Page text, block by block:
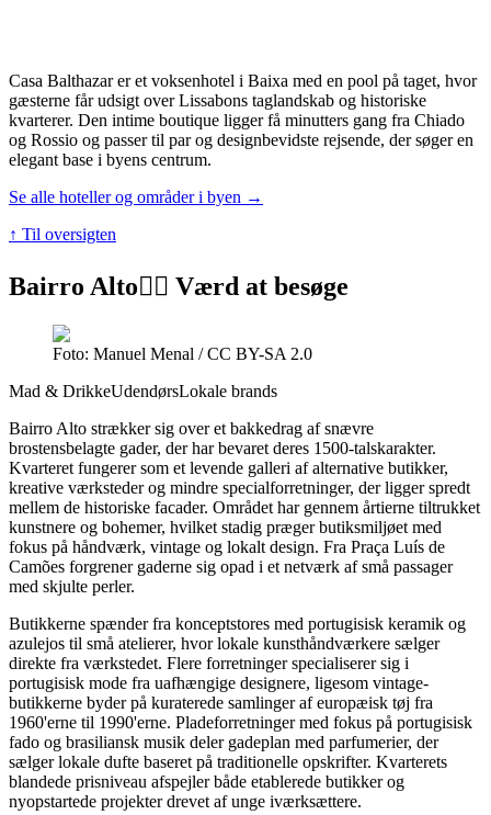
Casa Balthazar er et voksenhotel i Baixa med en pool på taget, hvor
gæsterne får udsigt over Lissabons taglandskab og historiske
kvarterer. Den intime boutique ligger få minutters gang fra Chiado
og Rossio og passer til par og designbevidste rejsende, der søger en
elegant base i byens centrum.
Se alle hoteller og områder i byen →
↑ Til oversigten
Bairro Alto👍🏼 Værd at besøge
Foto: Manuel Menal / CC BY-SA 2.0
Mad & DrikkeUdendørsLokale brands
Bairro Alto strækker sig over et bakkedrag af snævre
brostensbelagte gader, der har bevaret deres 1500-talskarakter.
Kvarteret fungerer som et levende galleri af alternative butikker,
kreative værksteder og mindre specialforretninger, der ligger spredt
mellem de historiske facader. Området har gennem årtierne tiltrukket
kunstnere og bohemer, hvilket stadig præger butiksmiljøet med
fokus på håndværk, vintage og lokalt design. Fra Praça Luís de
Camões forgrener gaderne sig opad i et netværk af små passager
med skjulte perler.
Butikkerne spænder fra konceptstores med portugisisk keramik og
azulejos til små atelierer, hvor lokale kunsthåndværkere sælger
direkte fra værkstedet. Flere forretninger specialiserer sig i
portugisisk mode fra uafhængige designere, ligesom vintage-
butikkerne byder på kuraterede samlinger af europæisk tøj fra
1960'erne til 1990'erne. Pladeforretninger med fokus på portugisisk
fado og brasiliansk musik deler gadeplan med parfumerier, der
sælger lokale dufte baseret på traditionelle opskrifter. Kvarterets
blandede prisniveau afspejler både etablerede butikker og
nyopstartede projekter drevet af unge iværksættere.